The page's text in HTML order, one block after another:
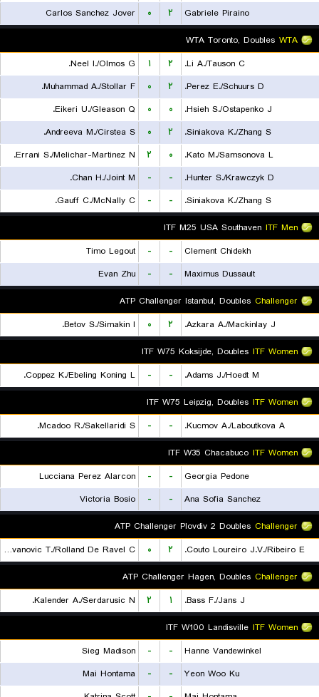
Gabriele Piraino
۲ ۰
Carlos Sanchez Jover
WTA
WTA Toronto, Doubles
Li A./Tauson C.
۲ ۱
Neel I./Olmos G.
Perez E./Schuurs D.
۲ ۰
Muhammad A./Stollar F.
Hsieh S./Ostapenko J.
۰ ۰
Eikeri U./Gleason Q.
Siniakova K./Zhang S.
۲ ۰
Andreeva M./Cirstea S.
Kato M./Samsonova L.
۰ ۲
Errani S./Melichar-Martinez N.
Hunter S./Krawczyk D.
-
-
Chan H./Joint M.
Siniakova K./Zhang S.
-
-
Gauff C./McNally C.
ITF Men
ITF M25 USA Southaven
Clement Chidekh
-
-
Timo Legout
Maximus Dussault
-
-
Evan Zhu
Challenger
ATP Challenger Istanbul, Doubles
Azkara A./Mackinlay J.
۲ ۰
Betov S./Simakin I.
ITF Women
ITF W75 Koksijde, Doubles
Adams J./Hoedt M.
-
-
Coppez K./Ebeling Koning L.
ITF Women
ITF W75 Leipzig, Doubles
Kucmov A./Laboutkova A.
-
-
Mcadoo R./Sakellaridi S.
ITF Women
ITF W35 Chacabuco
Georgia Pedone
-
-
Lucciana Perez Alarcon
Ana Sofia Sanchez
-
-
Victoria Bosio
Challenger
ATP Challenger Plovdiv 2 Doubles
Couto Loureiro J.V./Ribeiro E.
۲ ۰
Radovanovic T./Rolland De Ravel C.
Challenger
ATP Challenger Hagen, Doubles
Bass F./Jans J.
۱ ۲
Kalender A./Serdarusic N.
ITF Women
ITF W100 Landisville
Hanne Vandewinkel
-
-
Sieg Madison
Yeon Woo Ku
-
-
Mai Hontama